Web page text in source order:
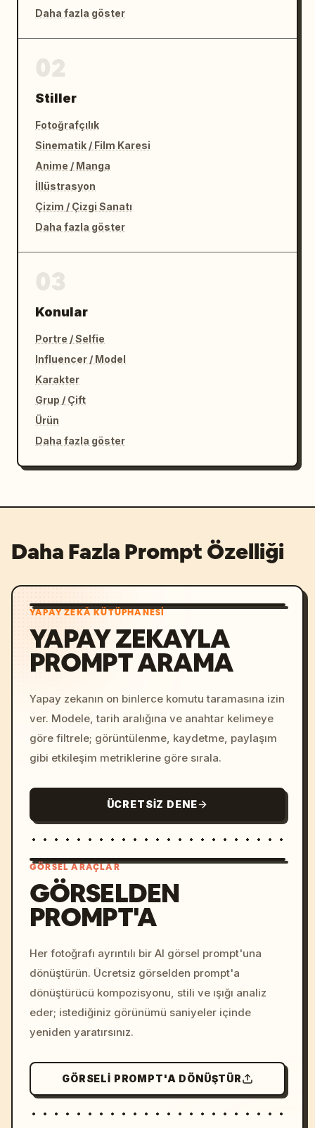
Daha fazla göster
Stiller
Fotoğrafçılık
Sinematik / Film Karesi
Anime / Manga
İllüstrasyon
Çizim / Çizgi Sanatı
Daha fazla göster
Konular
Portre / Selfie
Influencer / Model
Karakter
Grup / Çift
Ürün
Daha fazla göster
Daha Fazla Prompt Özelliği
YAPAY ZEKÂ KÜTÜPHANESI
YAPAY ZEKAYLA
PROMPT ARAMA
Yapay zekanın on binlerce komutu taramasına izin
ver. Modele, tarih aralığına ve anahtar kelimeye
göre filtrele; görüntülenme, kaydetme, paylaşım
gibi etkileşim metriklerine göre sırala.
ÜCRETSIZ DENE
colors, 8k --v 6.0
GÖRSEL ARAÇLAR
GÖRSELDEN
PROMPT'A
Her fotoğrafı ayrıntılı bir AI görsel prompt'una
dönüştürün. Ücretsiz görselden prompt'a
dönüştürücü kompozisyonu, stili ve ışığı analiz
eder; istediğiniz görünümü saniyeler içinde
yeniden yaratırsınız.
GÖRSELI PROMPT'A DÖNÜŞTÜR